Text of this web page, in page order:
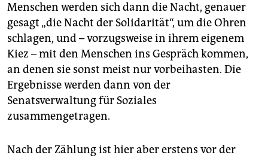
Menschen werden sich dann die Nacht, genauer
gesagt „die Nacht der Solidarität“, um die Ohren
schlagen, und – vorzugsweise in ihrem eigenem
Kiez – mit den Menschen ins Gespräch kommen,
an denen sie sonst meist nur vorbeihasten. Die
Ergebnisse werden dann von der
Senatsverwaltung für Soziales
zusammengetragen.
Nach der Zählung ist hier aber erstens vor der